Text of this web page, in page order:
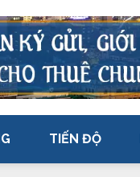
TIẾN ĐỘ